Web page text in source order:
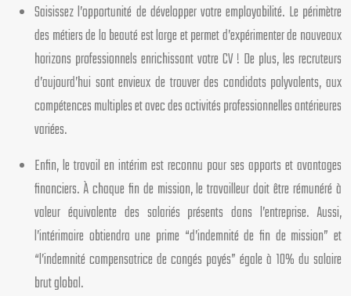
Saisissez l’opportunité de développer votre employabilité. Le périmètre
des métiers de la beauté est large et permet d’expérimenter de nouveaux
horizons professionnels enrichissant votre CV ! De plus, les recruteurs
d’aujourd’hui sont envieux de trouver des candidats polyvalents, aux
compétences multiples et avec des activités professionnelles antérieures
variées.
Enfin, le travail en intérim est reconnu pour ses apports et avantages
financiers. À chaque fin de mission, le travailleur doit être rémunéré à
valeur équivalente des salariés présents dans l’entreprise. Aussi,
l’intérimaire obtiendra une prime “d’indemnité de fin de mission” et
“l’indemnité compensatrice de congés payés” égale à 10% du salaire
brut global.